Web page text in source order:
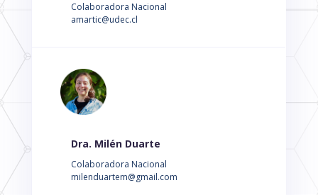
Colaboradora Nacional
amartic@udec.cl
Dra. Milén Duarte
Colaboradora Nacional
milenduartem@gmail.com